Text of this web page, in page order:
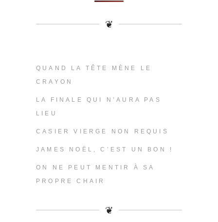
❦
QUAND LA TÊTE MÈNE LE
CRAYON
LA FINALE QUI N’AURA PAS
LIEU
CASIER VIERGE NON REQUIS
JAMES NOËL, C’EST UN BON !
ON NE PEUT MENTIR À SA
PROPRE CHAIR
❦